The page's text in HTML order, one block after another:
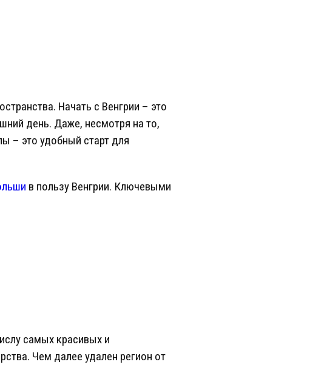
Начать с Венгрии – это
день. Даже, несмотря на то,
– это удобный старт для
в пользу Венгрии. Ключевыми
самых красивых и
Чем далее удален регион от